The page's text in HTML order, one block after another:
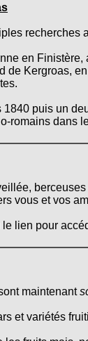
recherches
en
de Kergroas,
puis un
romains dans
vous et vos
lien pour
maintenant
et variétés